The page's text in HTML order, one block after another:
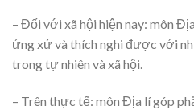
– Đối với xã hội hiện nay: môn
ứng xử và thích nghi được với
trong tự nhiên và xã hội.
– Trên thực tế: môn Địa lí góp